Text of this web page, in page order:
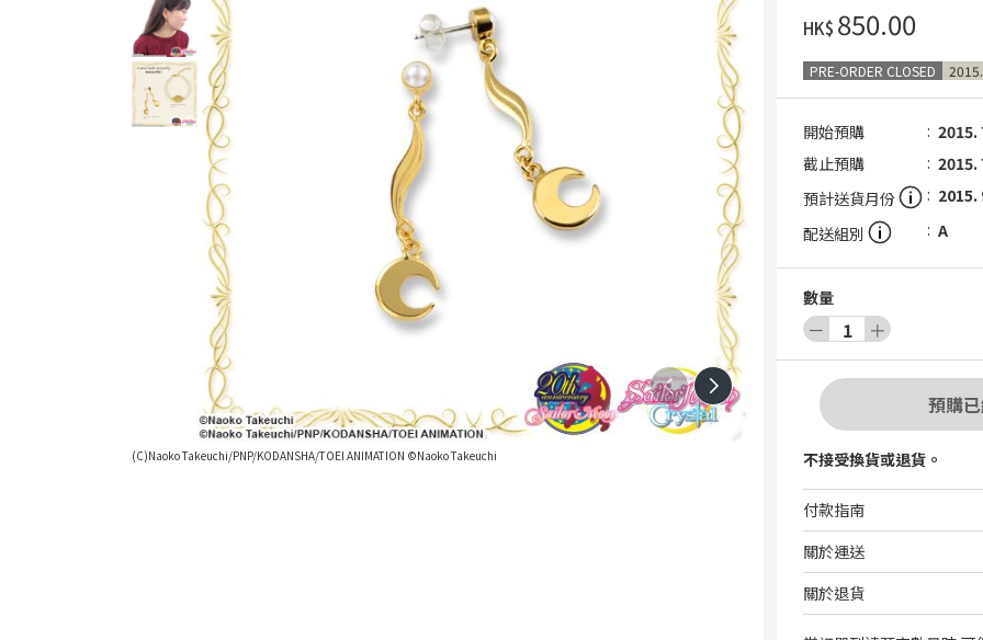
(C)Naoko Takeuchi/PNP/KODANSHA/TOEI ANIMATION ©Naoko Takeuchi
HK$ ‌850.00
PRE-ORDER CLOSED
開始預購
2015.
截止預購
2015.
預計送貨月份
2015.
配送組別
A
數量
－ 1 ＋
預購
不接受換貨或退貨。
付款指南
關於運送
關於退貨